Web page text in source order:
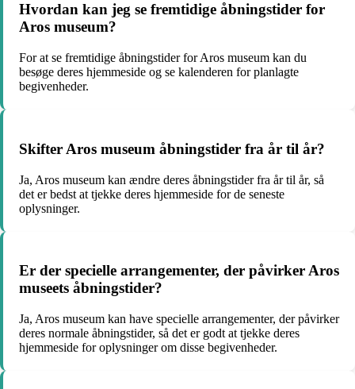
Hvordan kan jeg se fremtidige åbningstider for
Aros museum?
For at se fremtidige åbningstider for Aros museum kan du
besøge deres hjemmeside og se kalenderen for planlagte
begivenheder.
Skifter Aros museum åbningstider fra år til år?
Ja, Aros museum kan ændre deres åbningstider fra år til år, så
det er bedst at tjekke deres hjemmeside for de seneste
oplysninger.
Er der specielle arrangementer, der påvirker Aros
museets åbningstider?
Ja, Aros museum kan have specielle arrangementer, der påvirker
deres normale åbningstider, så det er godt at tjekke deres
hjemmeside for oplysninger om disse begivenheder.